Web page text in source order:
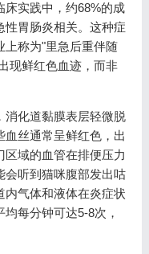
床实践中，约68%的成
性胃肠炎相关。这种症
称为"里急后重伴随
现鲜红色血迹，而非
消化道黏膜表层轻微脱
丝通常呈鲜红色，出
域的血管在排便压力
会听到猫咪腹部发出咕
内气体和液体在炎症状
每分钟可达5-8次，